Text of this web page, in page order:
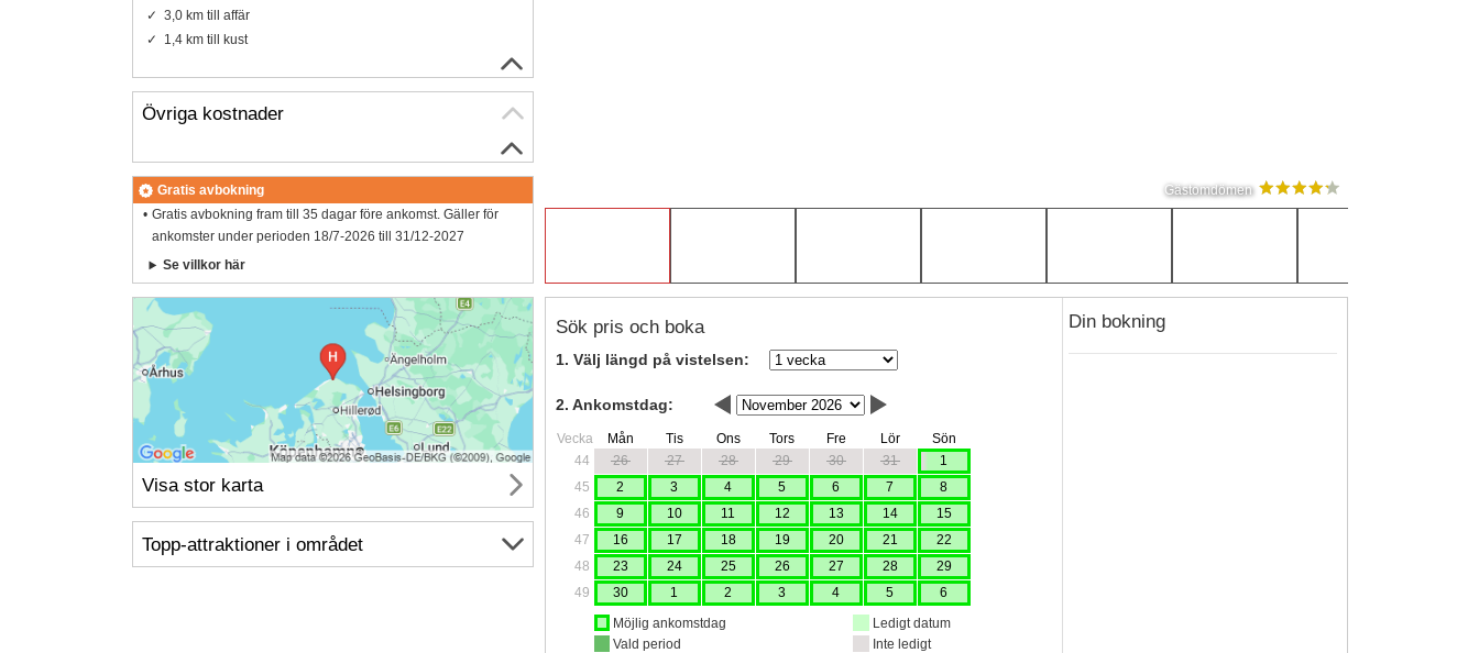
Gästomdömen
Sök pris och boka
1. Välj längd på vistelsen:
2. Ankomstdag:
Vecka Mån Tis Ons Tors Fre Lör
Sön
44
26 27 28 29 30 31
1
45
2 3 4 5 6 7
8
46
9 10 11 12 13 14
15
47
16 17 18 19 20 21
22
48
23 24 25 26 27 28
29
49
30 1 2 3 4 5
6
Möjlig ankomstdag
Vald period
Ledigt datum
Inte ledigt
Din bokning
3,0 km till affär
1,4 km till kust
Övriga kostnader
Gratis avbokning
Gratis avbokning fram till 35 dagar före ankomst. Gäller för
ankomster under perioden 18/7-2026 till 31/12-2027
Se villkor här
Visa stor karta
Topp-attraktioner i området